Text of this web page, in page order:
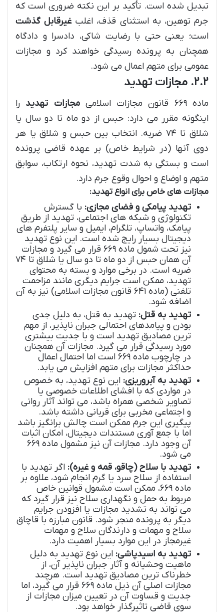
تبدیل شده است. تأکید بر این نکته ضروری است که
جرم توهین، به استثنای قذف، اغلبغیرقابل گذشت
است؛ یعنی حتی با رضایت شاکی، دادسرا و دادگاه
همچنان به پرونده رسیدگی خواهند کرد و مجازات
عمومی برای متهم اعمال می شود.
۲.۲. مجازات تهدید
ماده ۶۶۹ قانون مجازات اسلامی مجازات تهدید را
اینگونه مقرر می دارد: حبس از دو ماه تا دو سال یا
شلاق تا ۷۴ ضربه. انتخاب بین حبس و شلاق یا هر
دوی آنها (در شرایط خاص) بر عهده قاضی پرونده
است و بستگی به شدت تهدید، نحوه ارتکاب، سوابق
متهم و اوضاع و احوال وقوع جرم دارد.
مجازات های خاص برای انواع تهدید:
تهدید پیامکی و فضای مجازی: با گسترش
تکنولوژی و شبکه های اجتماعی، تهدید از طریق
پیامک، واتساپ، تلگرام، ایمیل و سایر پلتفرم های
دیجیتال بسیار رایج شده است. این نوع تهدید
نیز تحت شمول ماده ۶۶۹ قرار می گیرد و مجازات
آن همان حبس از دو ماه تا دو سال یا شلاق تا ۷۴
ضربه است. در برخی موارد و بسته به محتوای
تهدید، ممکن است جرایم دیگری مانند مزاحمت
تلفنی (ماده ۶۴۱ قانون مجازات اسلامی) نیز به آن
اضافه شود.
تهدید به قتل: تهدید به قتل، به دلیل جدی
بودن و پیامدهای احتمالی جبران ناپذیر، از مهم
ترین مصادیق تهدید است و با جدیت بیشتری
مورد رسیدگی قرار می گیرد. مجازات آن همچنان
در چارچوب ماده ۶۶۹ است اما احتمال اعمال
حداکثر مجازات برای متهم افزایش می یابد.
تهدید به آبروریزی: این نوع تهدید، به خصوص
در مواردی که با افشای اطلاعات خصوصی یا
تصاویر شخصی همراه باشد، می تواند آثار روانی
و اجتماعی مخربی برای قربانی داشته باشد.
پیگیری این جرم ممکن است چالش برانگیز باشد
اما با جمع آوری مستندات دیجیتال، امکان اثبات
آن وجود دارد. مجازات آن نیز مشمول ماده ۶۶۹
می شود.
تهدید با سلاح (چاقو، قمه و غیره): اگر تهدید با
استفاده از سلاح سرد یا گرم انجام شود، علاوه بر
ماده ۶۶۹، ممکن است مشمول قوانین خاص
مربوط به حمل و نگهداری سلاح نیز قرار گیرد که
می تواند به تشدید مجازات یا افزودن جرایم
دیگر به پرونده منجر شود. قانون مبارزه با قاچاق
سلاح و مهمات و دارندگان سلاح و مهمات
غیرمجاز در این موارد بسیار اهمیت دارد.
تهدید به اسیدپاشی: این نوع تهدید به دلیل
ماهیت وحشیانه و آثار جبران ناپذیر آن، از
خطرناک ترین مصادیق تهدید است. هرچند
مجازات اصلی آن ذیل ماده ۶۶۹ قرار می گیرد، اما
جدیت و قساوت آن در تعیین میزان مجازات از
سوی قاضی تاثیرگذار خواهد بود.